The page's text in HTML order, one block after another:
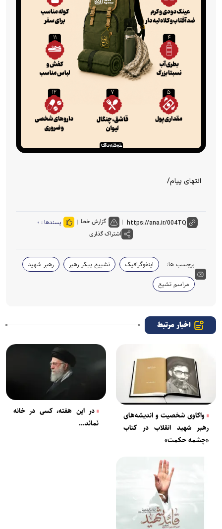
انتهای پیام/
گزارش خطا پسندها : ۰
اشتراک گذاری
برچسب ها: اینفوگرافیک تشییع پیکر رهبر
رهبر شهید
مراسم تشیع
اخبار مرتبط
واکاوی شخصیت و اندیشه‌های
رهبر شهید انقلاب در کتاب
«چشمه حکمت»
در این هفته، کسی در خانه
نَمانَد...